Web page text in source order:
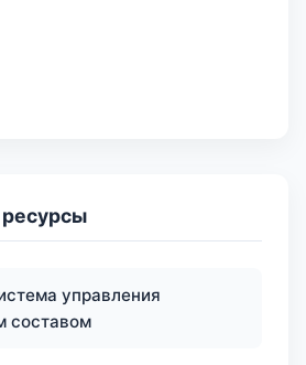
управления
составом